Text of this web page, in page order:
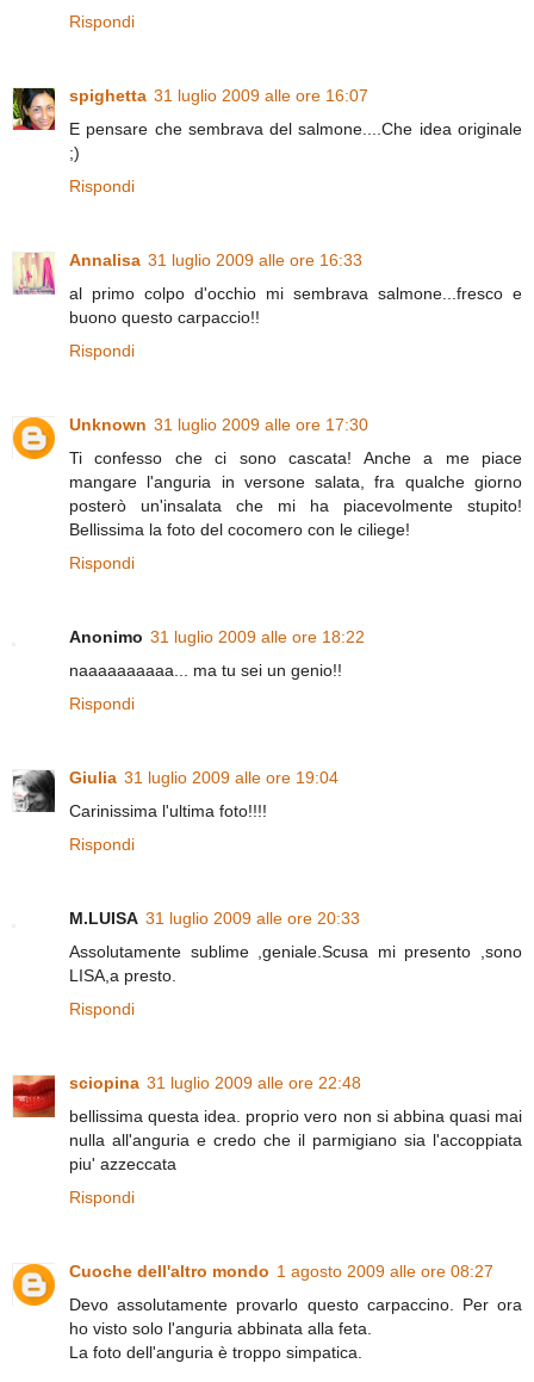
Rispondi
spighetta 31 luglio 2009 alle ore 16:07
E pensare che sembrava del salmone....Che idea originale
;)
Rispondi
Annalisa 31 luglio 2009 alle ore 16:33
al primo colpo d'occhio mi sembrava salmone...fresco e
buono questo carpaccio!!
Rispondi
Unknown 31 luglio 2009 alle ore 17:30
Ti confesso che ci sono cascata! Anche a me piace
mangare l'anguria in versone salata, fra qualche giorno
posterò un'insalata che mi ha piacevolmente stupito!
Bellissima la foto del cocomero con le ciliege!
Rispondi
Anonimo 31 luglio 2009 alle ore 18:22
naaaaaaaaaa... ma tu sei un genio!!
Rispondi
Giulia 31 luglio 2009 alle ore 19:04
Carinissima l'ultima foto!!!!
Rispondi
M.LUISA 31 luglio 2009 alle ore 20:33
Assolutamente sublime ,geniale.Scusa mi presento ,sono
LISA,a presto.
Rispondi
sciopina 31 luglio 2009 alle ore 22:48
bellissima questa idea. proprio vero non si abbina quasi mai
nulla all'anguria e credo che il parmigiano sia l'accoppiata
piu' azzeccata
Rispondi
Cuoche dell'altro mondo 1 agosto 2009 alle ore 08:27
Devo assolutamente provarlo questo carpaccino. Per ora
ho visto solo l'anguria abbinata alla feta.
La foto dell'anguria è troppo simpatica.